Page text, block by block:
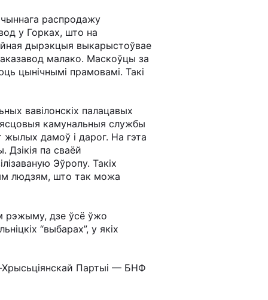
распродажу
у Горках, што на
дырэкцыя выкарыстоўвае
малако. Маскоўцы за
цынічнымі прамовамі. Такі
вавілонскіх палацавых
камунальныя службы
жылых дамоў і дарог. На гэта
па сваёй
Эўропу. Такіх
людзям, што так можа
рэжыму, дзе ўсё ўжо
“выбарах”, у якіх
Хрысьціянскай Партыі — БНФ